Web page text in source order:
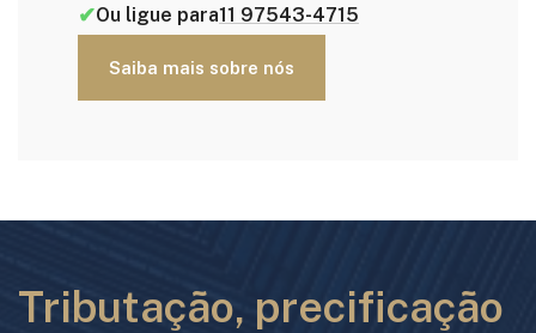
✔Ou ligue para11 97543-4715
Saiba mais sobre nós
Tributação, precificação